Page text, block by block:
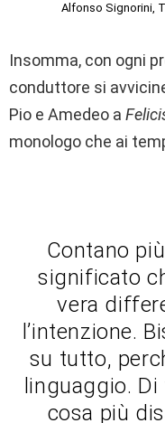
Alfonso Signorini,
Insomma, con ogni
conduttore si
Pio e Amedeo a
monologo che ai
Contano
significato
vera
l’intenzione.
su tutto,
linguaggio.
cosa più